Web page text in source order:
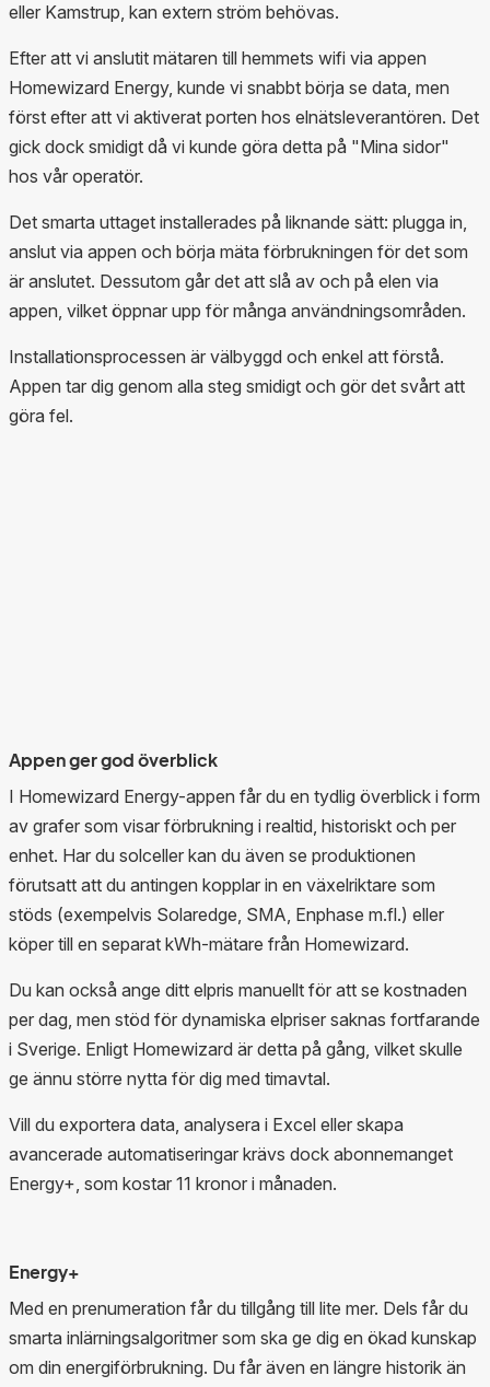
eller Kamstrup, kan extern ström behövas.
Efter att vi anslutit mätaren till hemmets wifi via appen
Homewizard Energy, kunde vi snabbt börja se data, men
först efter att vi aktiverat porten hos elnätsleverantören. Det
gick dock smidigt då vi kunde göra detta på "Mina sidor"
hos vår operatör.
Det smarta uttaget installerades på liknande sätt: plugga in,
anslut via appen och börja mäta förbrukningen för det som
är anslutet. Dessutom går det att slå av och på elen via
appen, vilket öppnar upp för många användningsområden.
Installationsprocessen är välbyggd och enkel att förstå.
Appen tar dig genom alla steg smidigt och gör det svårt att
göra fel.
Appen ger god överblick
I Homewizard Energy-appen får du en tydlig överblick i form
av grafer som visar förbrukning i realtid, historiskt och per
enhet. Har du solceller kan du även se produktionen
förutsatt att du antingen kopplar in en växelriktare som
stöds (exempelvis Solaredge, SMA, Enphase m.fl.) eller
köper till en separat kWh-mätare från Homewizard.
Du kan också ange ditt elpris manuellt för att se kostnaden
per dag, men stöd för dynamiska elpriser saknas fortfarande
i Sverige. Enligt Homewizard är detta på gång, vilket skulle
ge ännu större nytta för dig med timavtal.
Vill du exportera data, analysera i Excel eller skapa
avancerade automatiseringar krävs dock abonnemanget
Energy+, som kostar 11 kronor i månaden.
Energy+
Med en prenumeration får du tillgång till lite mer. Dels får du
smarta inlärningsalgoritmer som ska ge dig en ökad kunskap
om din energiförbrukning. Du får även en längre historik än